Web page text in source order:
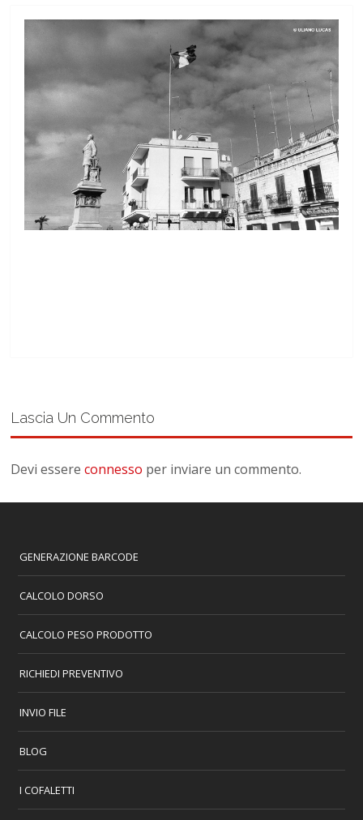
Lascia Un Commento
Devi essereconnesso per inviare un commento.
GENERAZIONE BARCODE
CALCOLO DORSO
CALCOLO PESO PRODOTTO
RICHIEDI PREVENTIVO
INVIO FILE
BLOG
I COFALETTI